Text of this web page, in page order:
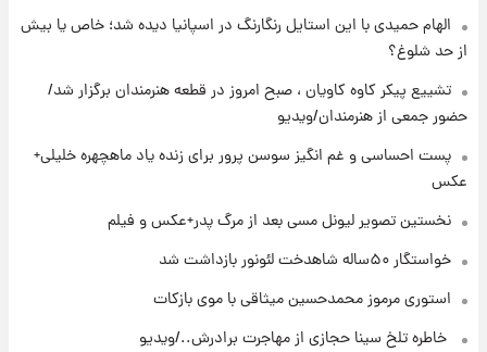
پدر+عکس و فیلم
۲۳ ساعت پیش
استوری مرموز محمدحسین میثاقی با موی
الهام حمیدی با این استایل رنگارنگ در اسپانیا دیده شد؛ خاص یا بیش
از حد شلوغ؟
تشییع پیکر کاوه کاویان ، صبح امروز در قطعه هنرمندان برگزار شد/
حضور جمعی از هنرمندان/ویدیو
پست احساسی و غم انگیز سوسن پرور برای زنده یاد ماهچهره خلیلی+
عکس
نخستین تصویر لیونل مسی بعد از مرگ پدر+عکس و فیلم
خواستگار ۵۰ساله شاهدخت لئونور بازداشت شد
استوری مرموز محمدحسین میثاقی با موی بازکات
⁨ خاطره تلخ سینا حجازی از مهاجرت برادرش../ویدیو